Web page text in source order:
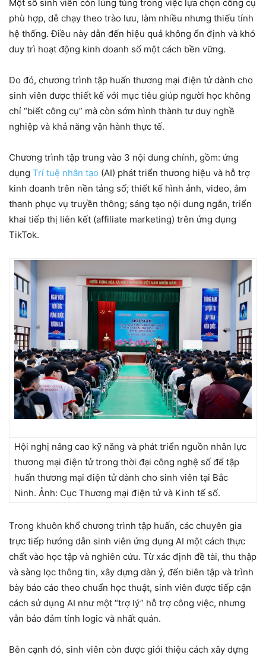
Một số sinh viên còn lúng túng trong việc lựa chọn công cụ
phù hợp, dễ chạy theo trào lưu, làm nhiều nhưng thiếu tính
hệ thống. Điều này dẫn đến hiệu quả không ổn định và khó
duy trì hoạt động kinh doanh số một cách bền vững.
Do đó, chương trình tập huấn thương mại điện tử dành cho
sinh viên được thiết kế với mục tiêu giúp người học không
chỉ “biết công cụ” mà còn sớm hình thành tư duy nghề
nghiệp và khả năng vận hành thực tế.
Chương trình tập trung vào 3 nội dung chính, gồm: ứng
dụng Trí tuệ nhân tạo (AI) phát triển thương hiệu và hỗ trợ
kinh doanh trên nền tảng số; thiết kế hình ảnh, video, âm
thanh phục vụ truyền thông; sáng tạo nội dung ngắn, triển
khai tiếp thị liên kết (affiliate marketing) trên ứng dụng
TikTok.
Hội nghị nâng cao kỹ năng và phát triển nguồn nhân lực
thương mại điện tử trong thời đại công nghệ số để tập
huấn thương mại điện tử dành cho sinh viên tại Bắc
Ninh. Ảnh: Cục Thương mại điện tử và Kinh tế số.
Trong khuôn khổ chương trình tập huấn, các chuyên gia
trực tiếp hướng dẫn sinh viên ứng dụng AI một cách thực
chất vào học tập và nghiên cứu. Từ xác định đề tài, thu thập
và sàng lọc thông tin, xây dựng dàn ý, đến biên tập và trình
bày báo cáo theo chuẩn học thuật, sinh viên được tiếp cận
cách sử dụng AI như một “trợ lý” hỗ trợ công việc, nhưng
vẫn bảo đảm tính logic và nhất quán.
Bên cạnh đó, sinh viên còn được giới thiệu cách xây dựng